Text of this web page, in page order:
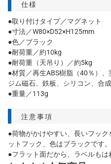
仕様
●取り付けタイプ／マグネット
●寸法／W80×D52×H125mm
●色／ブラック
●耐荷重／約10kg
●耐荷重（天吊り）／約5kg
●材質／再生ABS樹脂（40％）
ジム磁石、鉄板、シリコン、合
●重量／113g
注意事項
●荷物がかけやすい、長いフッ
ットフック、色はブラックです。
●フラット面だから、ラベルもは